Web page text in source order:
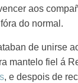
aos
do normal.
de unirse
mantelo fiel á
, e despois de